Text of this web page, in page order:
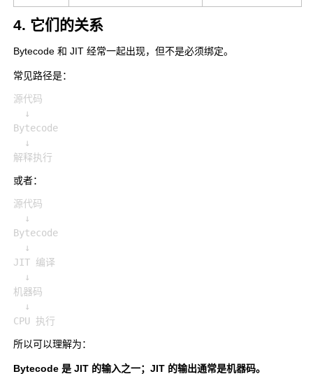
4. 它们的关系
Bytecode 和 JIT 经常一起出现，但不是必须绑定。
常见路径是：
源代码
Bytecode
或者：
源代码
Bytecode
JIT 编译
机器码
所以可以理解为：
Bytecode 是 JIT 的输入之一；JIT 的输出通常是机器码。